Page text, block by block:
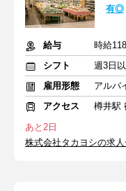
有◎
給与
時給
シフト
雇用形態
アルバ
アクセス
樽井駅
あと2日
株式会社タカヨシの求